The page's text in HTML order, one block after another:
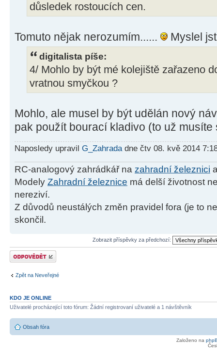
důsledek rostoucích cen.
Tomuto nějak nerozumím...... Myslel
digitalista píše:
4/ Mohlo by být mé kolejiště zařazeno
vratnou smyčkou ?
Mohlo, ale musel by být udělán nový
pak použít bourací kladivo (to už
Naposledy upravil G_Zahradadne čtv 08. kvě 2014
RC-analogový zahrádkář na zahradní železnici
Modely Zahradní železnice má delší životnost
nereziví.
Z důvodů neustálých změn pravidel fora (je to
skončil.
Zobrazit příspěvky za předchozí:
Odeslat odpověď
Zpět na Neveřejné
KDO JE ONLINE
Uživatelé procházející toto fórum: Žádní registrovaní uživatelé a 1 návštěvník
Obsah fóra
Založeno na